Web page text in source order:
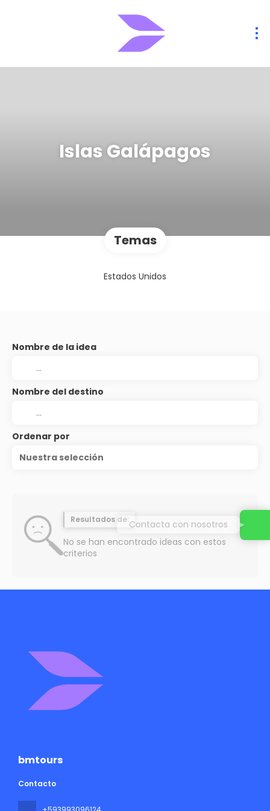
Islas Galápagos
Temas
Estados Unidos
Nombre de la idea
Nombre del destino
Ordenar por
Nuestra selección
Resultados de:
No se han encontrado ideas con estos
criterios
bmtours
Contacto
Contacta con nosotros